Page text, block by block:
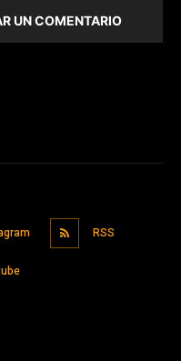
UN COMENTARIO
RSS